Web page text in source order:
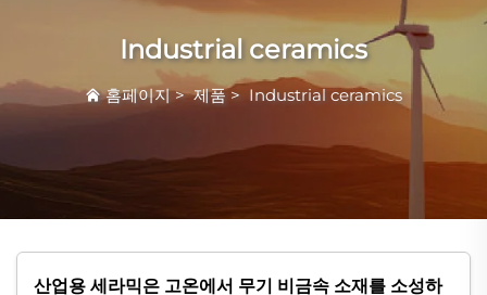
Industrial ceramics
홈페이지>제품> Industrial ceramics
산업용 세라믹은 고온에서 무기 비금속 소재를 소성하